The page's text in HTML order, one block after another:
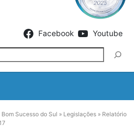
Facebook Youtube
Sucesso do Sul » Legislações » Relatório